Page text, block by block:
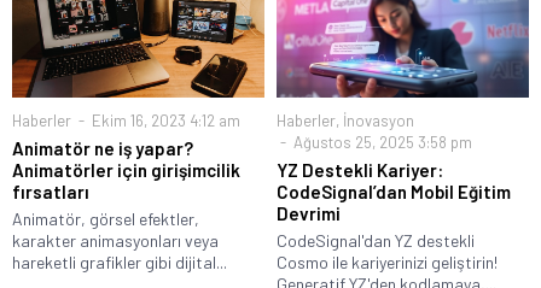
Haberler Ekim 16, 2023 4:12 am
Animatör ne iş yapar?
Animatörler için girişimcilik
fırsatları
Animatör, görsel efektler,
karakter animasyonları veya
hareketli grafikler gibi dijital...
Haberler, İnovasyon
Ağustos 25, 2025 3:58 pm
YZ Destekli Kariyer:
CodeSignal’dan Mobil Eğitim
Devrimi
CodeSignal'dan YZ destekli
Cosmo ile kariyerinizi geliştirin!
Generatif YZ'den kodlamaya,...